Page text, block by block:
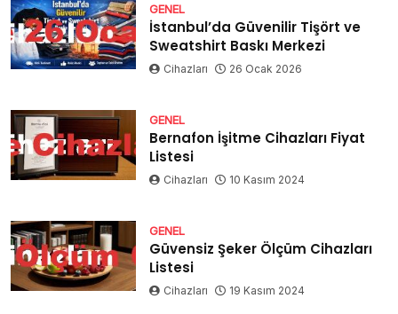
GENEL
İstanbul’da Güvenilir Tişört ve
Sweatshirt Baskı Merkezi
Cihazları 26 Ocak 2026
GENEL
Bernafon İşitme Cihazları Fiyat
Listesi
Cihazları 10 Kasım 2024
GENEL
Güvensiz Şeker Ölçüm Cihazları
Listesi
Cihazları 19 Kasım 2024